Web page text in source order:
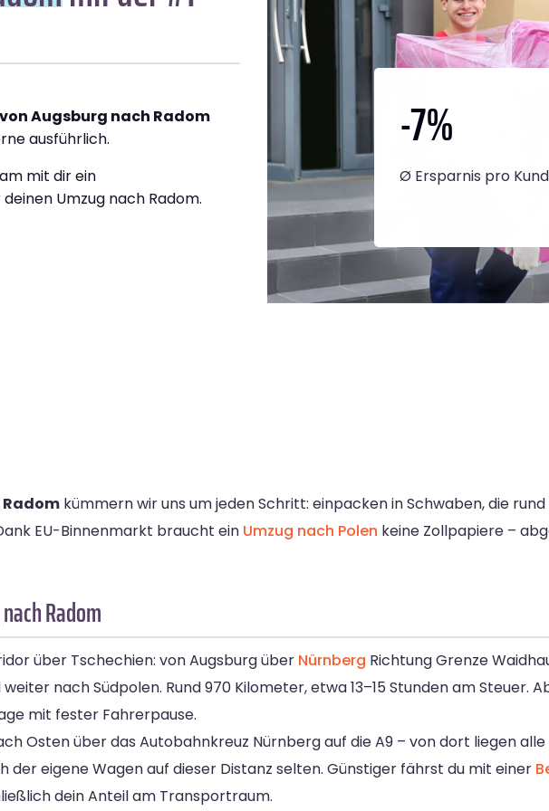
Augsburg nach Radom
ausführlich.
mit dir ein
deinen Umzug nach Radom.
-7%
Ø Ersparnis pro
kümmern wir uns um jeden Schritt: einpacken in Schwaben, die
EU-Binnenmarkt braucht ein Umzug nach Polen keine Zollpapiere –
Radom
über Tschechien: von Augsburg über Nürnberg Richtung Grenze
nach Südpolen. Rund 970 Kilometer, etwa 13–15 Stunden am Steuer.
mit fester Fahrerpause.
Osten über das Autobahnkreuz Nürnberg auf die A9 – von dort liegen
der eigene Wagen auf dieser Distanz selten. Günstiger fährst du mit einer
dein Anteil am Transportraum.